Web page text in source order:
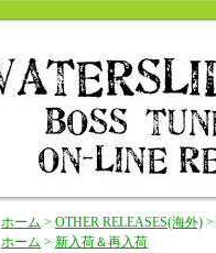
ホーム > OTHER RELEASES(海外) >
ホーム > 新入荷＆再入荷